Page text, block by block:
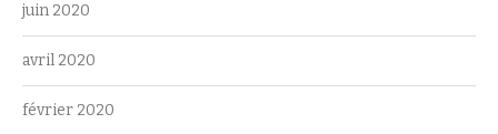
juin 2020
avril 2020
février 2020